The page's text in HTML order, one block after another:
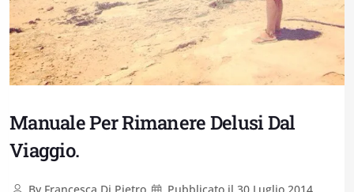
Manuale Per Rimanere Delusi Dal
Viaggio.